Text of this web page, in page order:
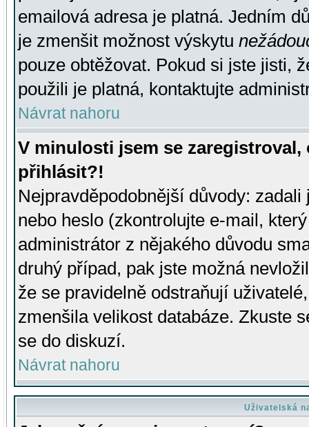
emailová adresa je platná. Jedním
je zmenšit možnost výskytu
pouze obtěžovat. Pokud si jste jisti,
použili je platná, kontaktujte
Návrat nahoru
V minulosti jsem se
přihlásit?!
Nejpravděpodobnější důvody:
nebo heslo (zkontrolujte e-mail,
administrátor z nějakého důvodu
druhý případ, pak jste možná
že se pravidelně odstraňují
zmenšila velikost databáze. Zkuste
se do diskuzí.
Návrat nahoru
Uživatelská